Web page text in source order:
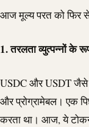
आज मूल्य परत को फिर से
1. तरलता व्युत्पन्नों के
USDCऔरUSDTजैसे
और प्रोग्रामेबल। एक
करता था। आज, ये